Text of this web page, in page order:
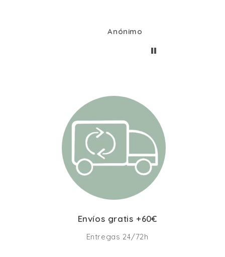
Anónimo
Envíos gratis +60€
Entregas 24/72h